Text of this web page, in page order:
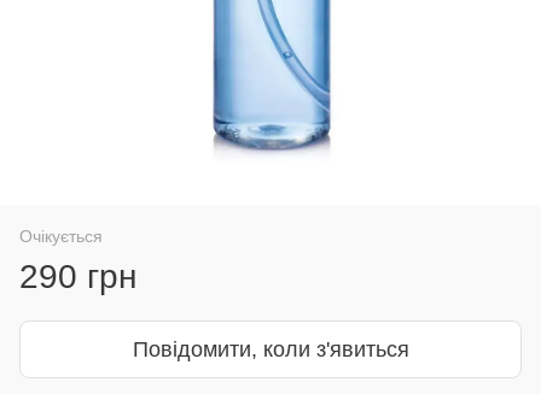
Очікується
290 грн
Повідомити, коли з'явиться